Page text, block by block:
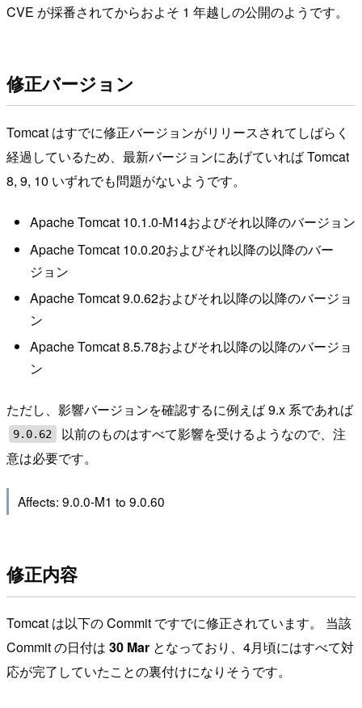
CVE が採番されてからおよそ 1 年越しの公開のようです。
修正バージョン
Tomcat はすでに修正バージョンがリリースされてしばらく
経過しているため、最新バージョンにあげていれば Tomcat
8, 9, 10 いずれでも問題がないようです。
Apache Tomcat 10.1.0-M14およびそれ以降のバージョン
Apache Tomcat 10.0.20およびそれ以降の以降のバー
ジョン
Apache Tomcat 9.0.62およびそれ以降の以降のバージョ
ン
Apache Tomcat 8.5.78およびそれ以降の以降のバージョ
ン
ただし、影響バージョンを確認するに例えば 9.x 系であれば
9.0.62
以前のものはすべて影響を受けるようなので、注
意は必要です。
Affects: 9.0.0-M1 to 9.0.60
修正内容
Tomcat は以下の Commit ですでに修正されています。 当該
Commit の日付は 30 Mar となっており、4月頃にはすべて対
応が完了していたことの裏付けになりそうです。